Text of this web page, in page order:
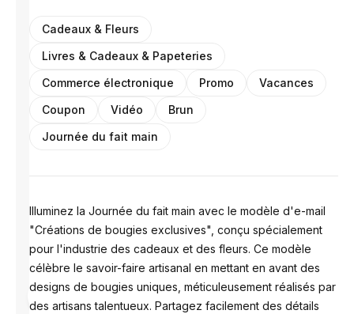
Conçu par
Anastasiia
Cadeaux & Fleurs
Livres & Cadeaux & Papeteries
Commerce électronique
Promo
Vacances
Coupon
Vidéo
Brun
Journée du fait main
Illuminez la Journée du fait main avec le modèle d'e-mail
"Créations de bougies exclusives", conçu spécialement
pour l'industrie des cadeaux et des fleurs. Ce modèle
célèbre le savoir-faire artisanal en mettant en avant des
designs de bougies uniques, méticuleusement réalisés par
des artisans talentueux. Partagez facilement des détails